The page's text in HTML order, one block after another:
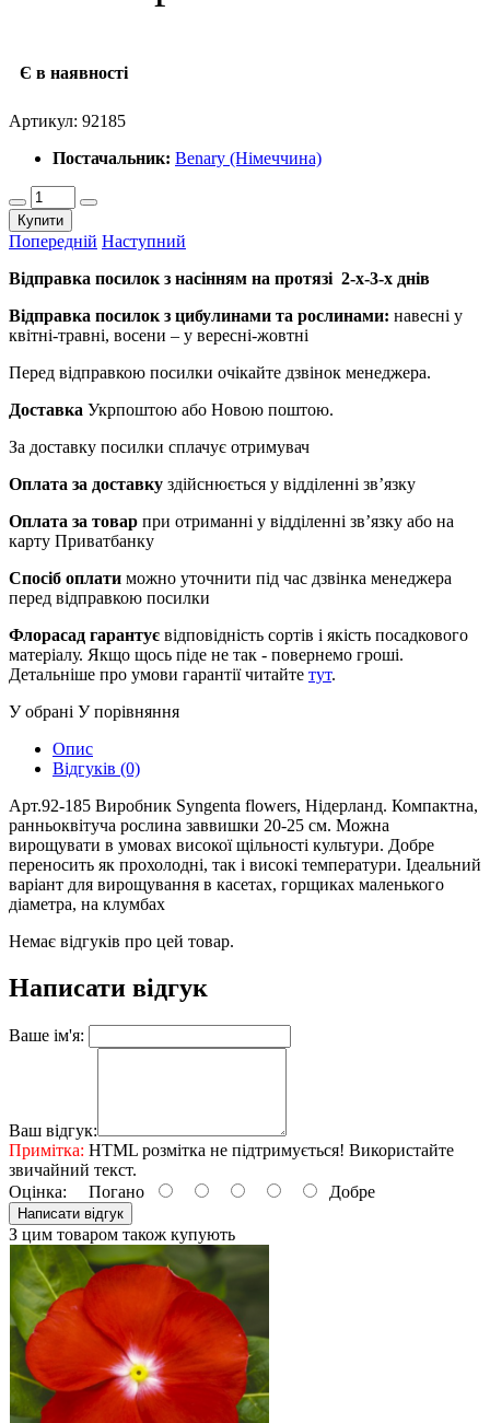
Є в наявності
Артикул: 92185
Постачальник: Benary (Німеччина)
Купити
Попередній Наступний
Відправка посилок з насінням на протязі 2-х-3-х днів
Відправка посилок з цибулинами та рослинами: навесні у
квітні-травні, восени – у вересні-жовтні
Перед відправкою посилки очікайте дзвінок менеджера.
Доставка Укрпоштою або Новою поштою.
За доставку посилки сплачує отримувач
Оплата за доставку здійснюється у відділенні зв’язку
Оплата за товар при отриманні у відділенні зв’язку або на
карту Приватбанку
Спосіб оплати можно уточнити під час дзвінка менеджера
перед відправкою посилки
Флорасад гарантує відповідність сортів і якість посадкового
матеріалу. Якщо щось піде не так - повернемо гроші.
Детальніше про умови гарантії читайте тут.
У обрані У порівняння
Опис
Відгуків (0)
Арт.92-185 Виробник Syngenta flowers, Нідерланд. Компактна,
ранньоквітуча рослина заввишки 20-25 см. Можна
вирощувати в умовах високої щільності культури. Добре
переносить як прохолодні, так і високі температури. Ідеальний
варіант для вирощування в касетах, горщиках маленького
діаметра, на клумбах
Немає відгуків про цей товар.
Написати відгук
Ваше ім'я:
Ваш відгук:
Примітка: HTML розмітка не підтримується! Використайте
звичайний текст.
Оцінка: Погано Добре
Написати відгук
З цим товаром також купують